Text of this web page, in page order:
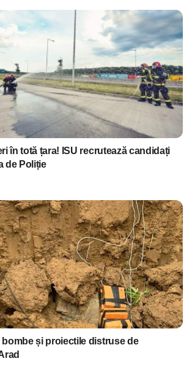
în totă țara! ISU recrutează candidați
de Poliție
bombe și proiectile distruse de